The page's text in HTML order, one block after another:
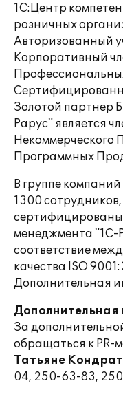
1С:Центр
розничных
Авторизованный
Корпоративный
Золотой партнер
Рарус" является
Некоммерческого
Программных
В группе
1300
менеджмента "1С-
соответствие
качества ISO
Дополнительная
За
обращаться к PR-
Татьяне
04, 250-63-83,